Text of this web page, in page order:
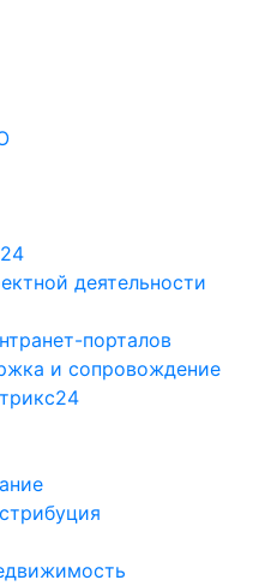
деятельности
порталов
и сопровождение